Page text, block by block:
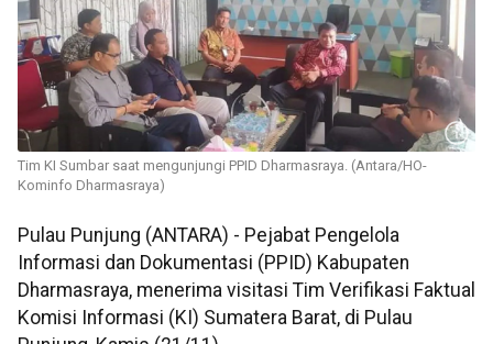
Tim KI Sumbar saat mengunjungi PPID Dharmasraya. (Antara/HO-
Kominfo Dharmasraya)
Pulau Punjung (ANTARA) - Pejabat Pengelola
Informasi dan Dokumentasi (PPID) Kabupaten
Dharmasraya, menerima visitasi Tim Verifikasi Faktual
Komisi Informasi (KI) Sumatera Barat, di Pulau